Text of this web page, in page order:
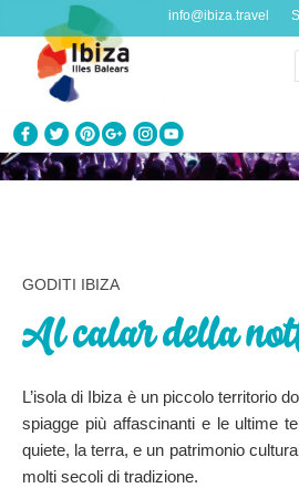
info@ibiza.travel
CONOSCI IBIZA
Proposte per tutti i gusti
AGENDA
ORGANIZZA IL TUO VIAGGIO
Dati pratici
GODITI IBIZA
Al calar della
L’isola di Ibiza è un piccolo territorio
spiagge più affascinanti e le ultime
quiete, la terra, e un patrimonio
molti secoli di tradizione.